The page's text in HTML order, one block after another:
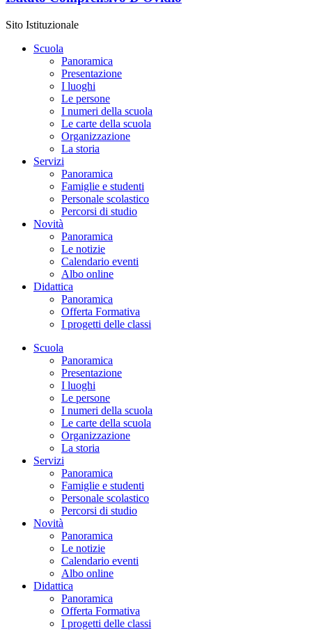
Sito Istituzionale
Scuola
Panoramica
Presentazione
I luoghi
Le persone
I numeri della scuola
Le carte della scuola
Organizzazione
La storia
Servizi
Panoramica
Famiglie e studenti
Personale scolastico
Percorsi di studio
Novità
Panoramica
Le notizie
Calendario eventi
Albo online
Didattica
Panoramica
Offerta Formativa
I progetti delle classi
Scuola
Panoramica
Presentazione
I luoghi
Le persone
I numeri della scuola
Le carte della scuola
Organizzazione
La storia
Servizi
Panoramica
Famiglie e studenti
Personale scolastico
Percorsi di studio
Novità
Panoramica
Le notizie
Calendario eventi
Albo online
Didattica
Panoramica
Offerta Formativa
I progetti delle classi